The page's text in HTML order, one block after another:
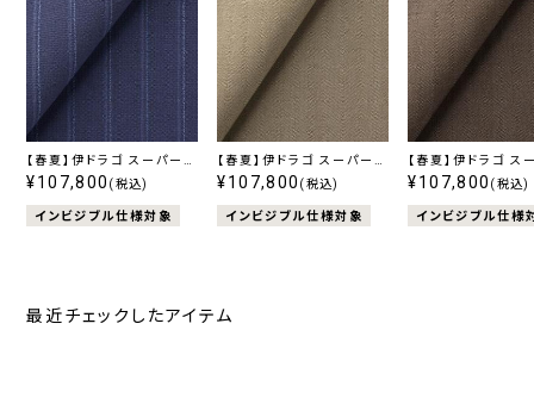
【春夏】伊ドラゴ スーパー
130's Swing ストレッチ
¥107,800 (税込)
インビジブル仕様対象
【春夏】伊ドラゴ スーパー
130's Swing ストレッチ
¥107,800 (税込)
インビジブル仕様対象
【春夏】伊ドラゴ ス
130's Swing スト
¥107,800 (税込)
インビジブル仕様
最近チェックしたアイテム